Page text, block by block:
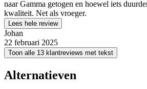
naar Gamma getogen en hoewel iets
kwaliteit. Net als vroeger.
Lees hele review
Johan
22 februari 2025
Toon alle 13 klantreviews met tekst
Alternatieven